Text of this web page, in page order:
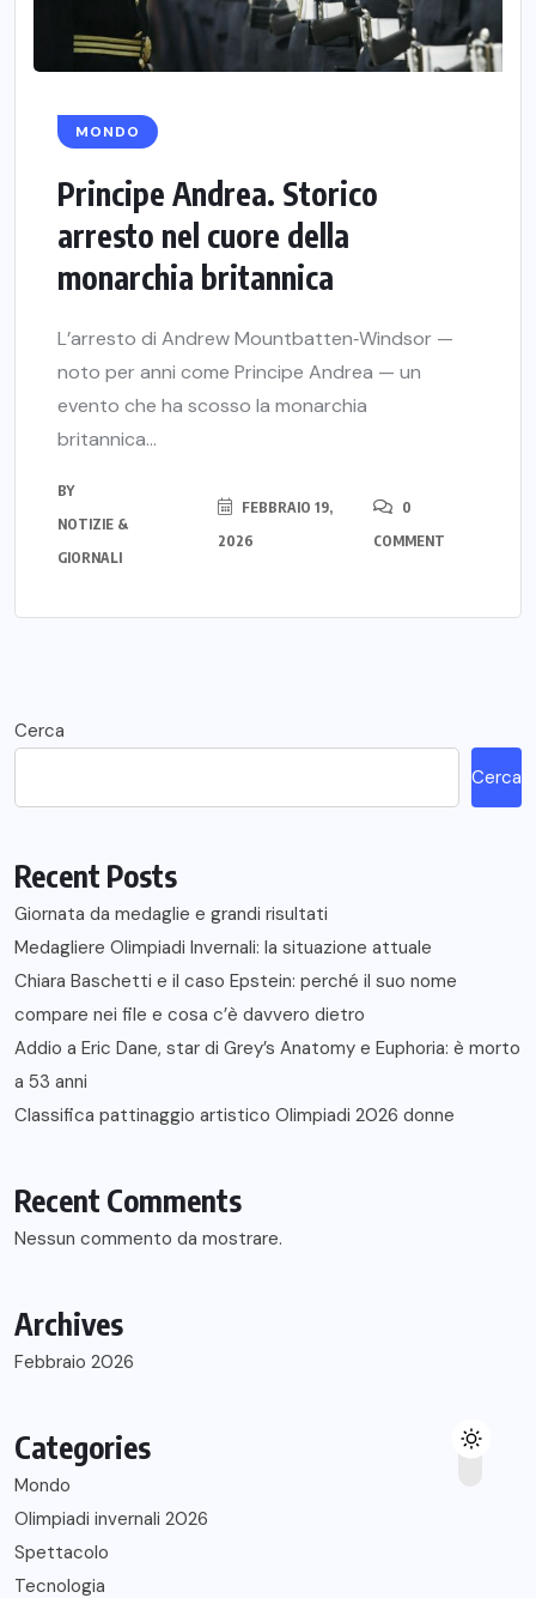
MONDO
Principe Andrea. Storico
arresto nel cuore della
monarchia britannica
L’arresto di Andrew Mountbatten‑Windsor —
noto per anni come Principe Andrea — un
evento che ha scosso la monarchia
britannica...
BY
NOTIZIE &
GIORNALI
FEBBRAIO 19,
2026
0
COMMENT
Cerca
Cerca
Recent Posts
Giornata da medaglie e grandi risultati
Medagliere Olimpiadi Invernali: la situazione attuale
Chiara Baschetti e il caso Epstein: perché il suo nome
compare nei file e cosa c’è davvero dietro
Addio a Eric Dane, star di Grey’s Anatomy e Euphoria: è morto
a 53 anni
Classifica pattinaggio artistico Olimpiadi 2026 donne
Recent Comments
Nessun commento da mostrare.
Archives
Febbraio 2026
Categories
Mondo
Olimpiadi invernali 2026
Spettacolo
Tecnologia